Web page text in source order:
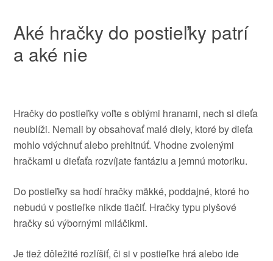
Aké hračkydo postieľky patrí
a aké nie
Hračkydo postieľkyvoľte soblými hranami, nech si dieťa
neublíži. Nemali byobsahovať malédiely, ktorébydieťa
mohlo vdýchnuťalebo prehltnúť.Vhodne zvolenými
hračkami u dieťaťa rozvíjatefantáziu a jemnú motoriku.
Do postieľkysa hodí hračky mäkké, poddajné, ktoré ho
nebudú v postieľke nikde tlačiť. Hračkytypu plyšové
hračkysú výbornými miláčikmi.
Jetiež dôležité rozlíšiť,či si v postieľke hráalebo ide